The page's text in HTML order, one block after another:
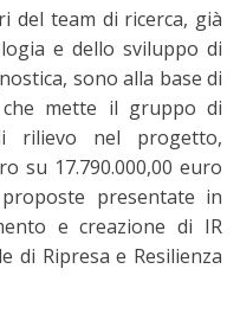
del team di ricerca, già
e dello sviluppo di
sono alla base di
che mette il gruppo di
rilievo nel progetto,
su 17.790.000,00 euro
proposte presentate in
e creazione di IR
di Ripresa e Resilienza